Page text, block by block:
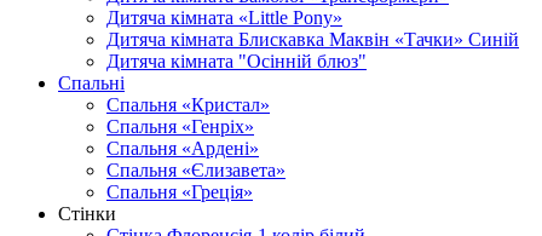
Дитяча кімната «Little Pony»
Дитяча кімната Блискавка Маквін «Тачки» Синій
Дитяча кімната "Осінній блюз"
Спальні
Спальня «Кристал»
Спальня «Генріх»
Спальня «Ардені»
Спальня «Єлизавета»
Спальня «Греція»
Стінки